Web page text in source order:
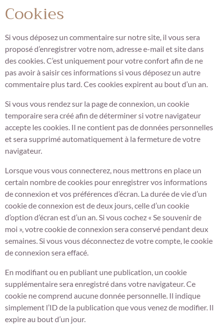
Cookies
Si vous déposez un commentaire sur notre site, il vous sera
proposé d’enregistrer votre nom, adresse e-mail et site dans
des cookies. C’est uniquement pour votre confort afin de ne
pas avoir à saisir ces informations si vous déposez un autre
commentaire plus tard. Ces cookies expirent au bout d’un an.
Si vous vous rendez sur la page de connexion, un cookie
temporaire sera créé afin de déterminer si votre navigateur
accepte les cookies. Il ne contient pas de données personnelles
et sera supprimé automatiquement à la fermeture de votre
navigateur.
Lorsque vous vous connecterez, nous mettrons en place un
certain nombre de cookies pour enregistrer vos informations
de connexion et vos préférences d’écran. La durée de vie d’un
cookie de connexion est de deux jours, celle d’un cookie
d’option d’écran est d’un an. Si vous cochez « Se souvenir de
moi », votre cookie de connexion sera conservé pendant deux
semaines. Si vous vous déconnectez de votre compte, le cookie
de connexion sera effacé.
En modifiant ou en publiant une publication, un cookie
supplémentaire sera enregistré dans votre navigateur. Ce
cookie ne comprend aucune donnée personnelle. Il indique
simplement l’ID de la publication que vous venez de modifier. Il
expire au bout d’un jour.